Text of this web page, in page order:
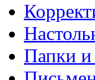
Папки